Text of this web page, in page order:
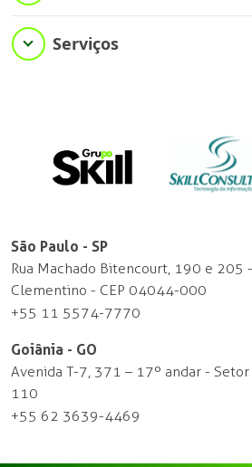
Serviços
São Paulo - SP
Rua Machado Bitencourt, 190 e 205
Clementino - CEP 04044-000
+55 11 5574-7770
Goiânia - GO
Avenida T-7, 371 – 17º andar -
110
+55 62 3639-4469